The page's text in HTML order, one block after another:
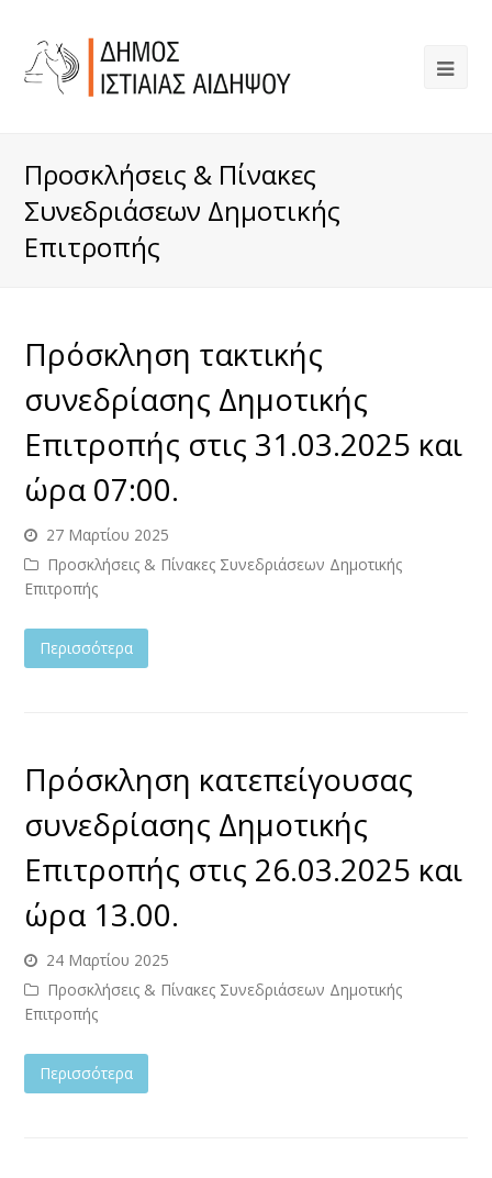
Προσκλήσεις & Πίνακες
Συνεδριάσεων Δημοτικής
Επιτροπής
Πρόσκληση τακτικής
συνεδρίασης Δημοτικής
Επιτροπής στις 31.03.2025 και
ώρα 07:00.
27 Μαρτίου 2025
Προσκλήσεις & Πίνακες Συνεδριάσεων Δημοτικής
Επιτροπής
Περισσότερα
Πρόσκληση κατεπείγουσας
συνεδρίασης Δημοτικής
Επιτροπής στις 26.03.2025 και
ώρα 13.00.
24 Μαρτίου 2025
Προσκλήσεις & Πίνακες Συνεδριάσεων Δημοτικής
Επιτροπής
Περισσότερα